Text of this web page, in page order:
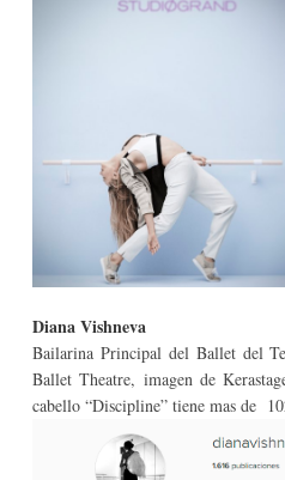
Diana Vishneva
Bailarina Principal del Ballet del
Ballet Theatre, imagen de
cabello “Discipline” tiene mas de